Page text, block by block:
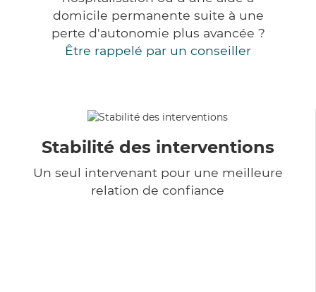
domicile permanente suite à une
perte d'autonomie plus avancée ?
Être rappelé par un conseiller
Stabilité des interventions
Un seul intervenant pour une meilleure
relation de confiance